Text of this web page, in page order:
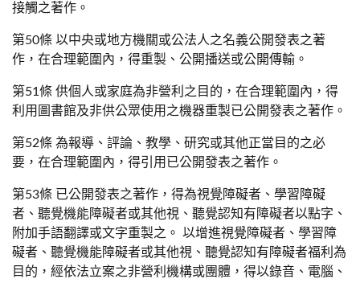
接觸之著作。
第50條 以中央或地方機關或公法人之名義公開發表之著
作，在合理範圍內，得重製、公開播送或公開傳輸。
第51條 供個人或家庭為非營利之目的，在合理範圍內，得
利用圖書館及非供公眾使用之機器重製已公開發表之著作。
第52條 為報導、評論、教學、研究或其他正當目的之必
要，在合理範圍內，得引用已公開發表之著作。
第53條 已公開發表之著作，得為視覺障礙者、學習障礙
者、聽覺機能障礙者或其他視、聽覺認知有障礙者以點字、
附加手語翻譯或文字重製之。 以增進視覺障礙者、學習障
礙者、聽覺機能障礙者或其他視、聽覺認知有障礙者福利為
目的，經依法立案之非營利機構或團體，得以錄音、電腦、